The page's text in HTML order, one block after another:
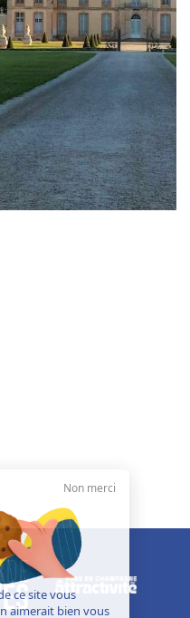
Non merci
de ce site vous
on aimerait bien vous